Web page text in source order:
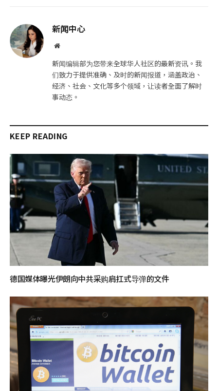
新闻中心
网
新闻编辑部为您带来全球华人社区的最新资讯。我
们致力于提供准确、及时的新闻报道，涵盖政治、
经济、社会、文化等多个领域，让读者全面了解时
事动态。
KEEP READING
德国媒体曝光伊朗向中共采购肩扛式导弹的文件